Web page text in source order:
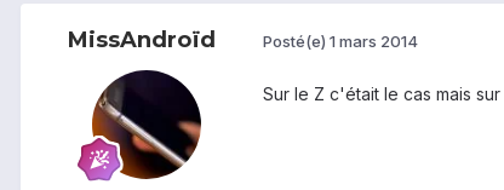
MissAndroïd Posté(e) 1 mars 2014
Sur le Z c'était le cas mais